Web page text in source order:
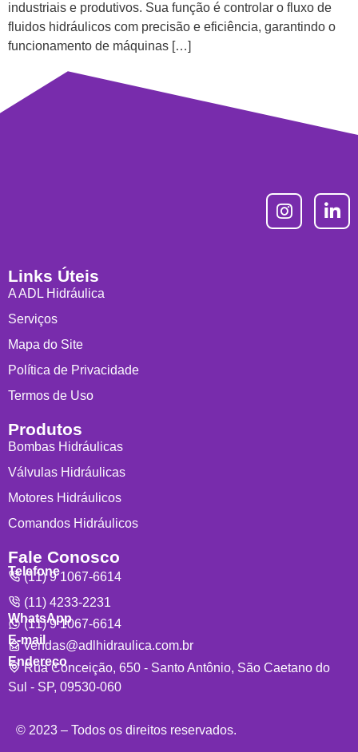
industriais e produtivos. Sua função é controlar o fluxo de
fluidos hidráulicos com precisão e eficiência, garantindo o
funcionamento de máquinas […]
Links Úteis
A ADL Hidráulica
Serviços
Mapa do Site
Política de Privacidade
Termos de Uso
Produtos
Bombas Hidráulicas
Válvulas Hidráulicas
Motores Hidráulicos
Comandos Hidráulicos
Fale Conosco
Telefone
(11) 9 1067-6614
(11) 4233-2231
WhatsApp
(11) 9 1067-6614
E-mail
vendas@adlhidraulica.com.br
Endereço
Rua Conceição, 650 - Santo Antônio, São Caetano do
Sul - SP, 09530-060
© 2023 – Todos os direitos reservados.